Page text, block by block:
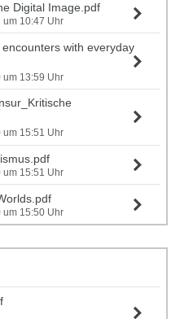
Digital Image.pdf
um 10:47 Uhr
with everyday
um 13:59 Uhr
um 15:51 Uhr
um 15:51 Uhr
um 15:50 Uhr